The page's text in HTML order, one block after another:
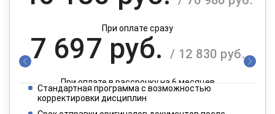
При оплате сразу
7 697 руб. / 12 830 руб.
При оплате в рассрочку на 6 месяцев
3 849 руб.
Стандартная программа с возможностью
корректировки дисциплин